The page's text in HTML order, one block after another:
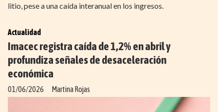
litio, pese a una caída interanual en los ingresos.
Imacec registra caída de 1,2% en abril y
profundiza señales de desaceleración
económica
Martina Rojas
Actualidad
01/06/2026